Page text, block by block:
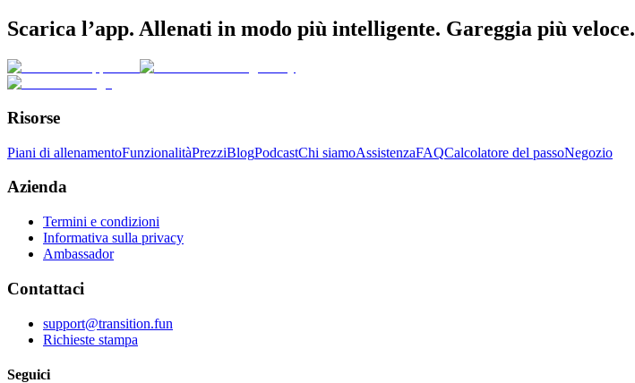
Scarica l’app. Allenati in modo più intelligente. Gareggia più veloce.
Risorse
Piani di allenamentoFunzionalitàPrezziBlogPodcastChi siamoAssistenzaFAQCalcolatore del passoNegozio
Azienda
Termini e condizioni
Informativa sulla privacy
Ambassador
Contattaci
support@transition.fun
Richieste stampa
Seguici